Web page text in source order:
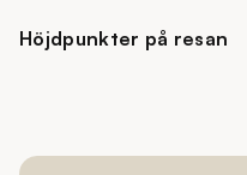
utsikten över de
njuta av bra
Höjdpunkter på resan